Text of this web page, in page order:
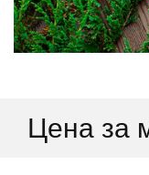
Цена за